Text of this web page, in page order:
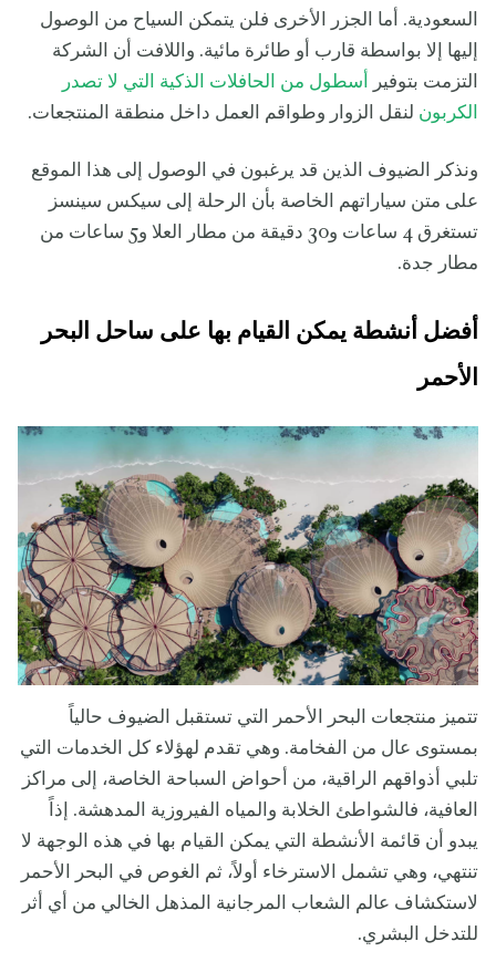
السعودية. أما الجزر الأخرى فلن يتمكن السياح من الوصول
إليها إلا بواسطة قارب أو طائرة مائية. واللافت أن الشركة
التزمت بتوفير
أسطول من الحافلات الذكية التي لا تصدر
الكربون لنقل الزوار وطواقم العمل داخل منطقة المنتجعات.
ونذكر الضيوف الذين قد يرغبون في الوصول إلى هذا الموقع
على متن سياراتهم الخاصة بأن الرحلة إلى سيكس سينسز
تستغرق 4 ساعات و30 دقيقة من مطار العلا و5 ساعات من
مطار جدة.
أفضل أنشطة يمكن القيام بها على ساحل البحر
الأحمر
تتميز منتجعات البحر الأحمر التي تستقبل الضيوف حالياً
بمستوى عال من الفخامة. وهي تقدم لهؤلاء كل الخدمات التي
تلبي أذواقهم الراقية، من أحواض السباحة الخاصة، إلى مراكز
العافية، فالشواطئ الخلابة والمياه الفيروزية المدهشة. إذاً
يبدو أن قائمة الأنشطة التي يمكن القيام بها في هذه الوجهة لا
تنتهي، وهي تشمل الاسترخاء أولاً، ثم الغوص في البحر الأحمر
لاستكشاف عالم الشعاب المرجانية المذهل الخالي من أي أثر
للتدخل البشري.